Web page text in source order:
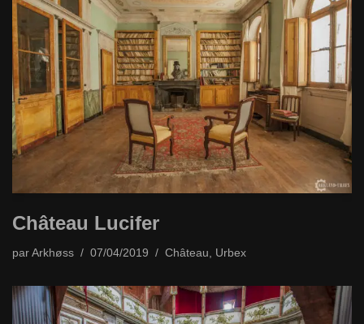
Château Lucifer
par Arkhøss 07/04/2019 Château, Urbex